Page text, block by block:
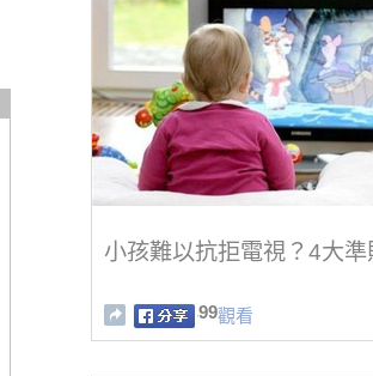
小孩難以抗拒電視？4大準
99觀看